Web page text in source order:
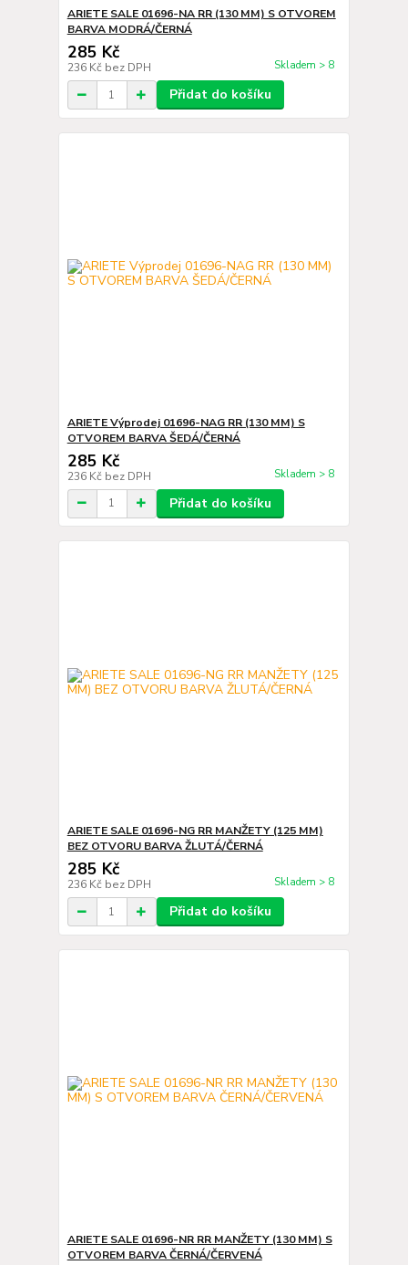
ARIETE SALE 01696-NA RR (130 MM) S OTVOREM
BARVA MODRÁ/ČERNÁ
285 Kč
236 Kč bez DPH Skladem > 8
Přidat do košíku
ARIETE Výprodej 01696-NAG RR (130 MM) S
OTVOREM BARVA ŠEDÁ/ČERNÁ
285 Kč
236 Kč bez DPH Skladem > 8
Přidat do košíku
ARIETE SALE 01696-NG RR MANŽETY (125 MM)
BEZ OTVORU BARVA ŽLUTÁ/ČERNÁ
285 Kč
236 Kč bez DPH Skladem > 8
Přidat do košíku
ARIETE SALE 01696-NR RR MANŽETY (130 MM) S
OTVOREM BARVA ČERNÁ/ČERVENÁ